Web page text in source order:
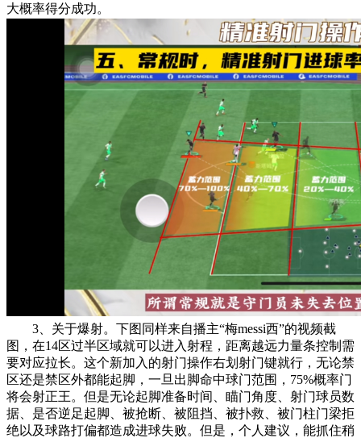
大概率得分成功。
3、关于爆射。下图同样来自播主“梅messi西”的视频截
图，在14区过半区域就可以进入射程，距离越远力量条控制需
要对应拉长。这个新加入的射门操作右划射门键就行，无论禁
区还是禁区外都能起脚，一旦出脚命中球门范围，75%概率门
将会射正王。但是无论起脚准备时间、瞄门角度、射门球员数
据、是否逆足起脚、被抢断、被阻挡、被扑救、被门柱门梁拒
绝以及球路打偏都造成进球失败。但是，个人建议，能抓住稍